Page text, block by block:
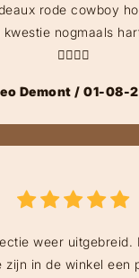
rode cowboy
kwestie nogmaals
👍🏻👍🏻
Demont / 01-08-
weer uitgebreid.
zijn in de winkel een